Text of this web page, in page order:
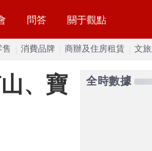
問答 關于觀點
消費品牌 商辦及住房租賃 文
、寶
全時數據